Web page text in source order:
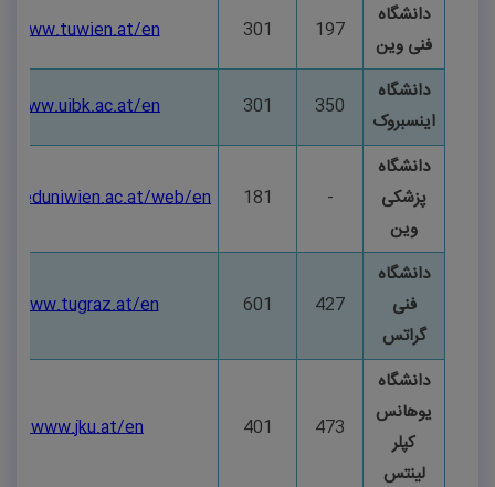
دانشگاه
فنی وین
197
301
www.tuwien.at/en/
دانشگاه
اینسبروک
350
301
www.uibk.ac.at/en/
دانشگاه
پزشکی
وین
-
181
web/en/
دانشگاه
فنی
گراتس
427
601
www.tugraz.at/en/
دانشگاه
یوهانس
کپلر
لینتس
473
401
www.jku.at/en/